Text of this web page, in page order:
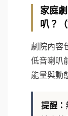
家庭
叭？（
劇院內容
低音喇叭
能量與動
提醒：